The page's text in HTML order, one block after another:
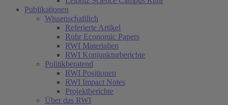
Publikationen
Wissenschaftlich
Referierte Artikel
Ruhr Economic Papers
RWI Materialien
RWI Konjunkturberichte
Politikberatend
RWI Positionen
RWI Impact Notes
Projektberichte
Über das RWI